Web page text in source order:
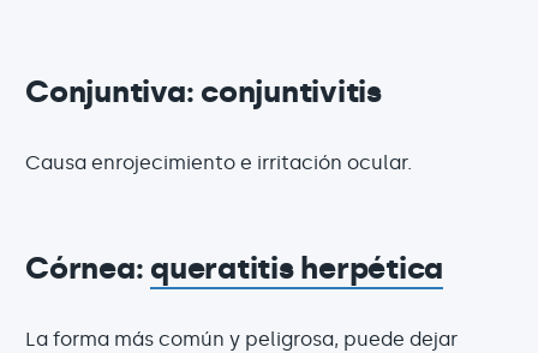
Conjuntiva: conjuntivitis
Causa enrojecimiento e irritación ocular.
Córnea: queratitis herpética
La forma más común y peligrosa, puede dejar